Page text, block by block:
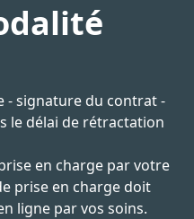
- signature du contrat -
le délai de rétractation
en charge par votre
prise en charge doit
ligne par vos soins.